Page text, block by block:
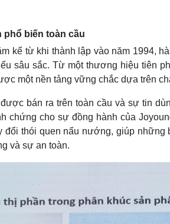
yêu - Gia đình
Sân khấu - Điện
Văn học
Âm nhạc
phổ biến toàn cầu
kể từ khi thành lập vào năm 1994,
sâu sắc. Từ một thương hiệu tiên
một nền tảng vững chắc dựa trên
bán ra trên toàn cầu và sự tin
chứng cho sự đồng hành của
đổi thói quen nấu nướng, giúp
và sự an toàn.